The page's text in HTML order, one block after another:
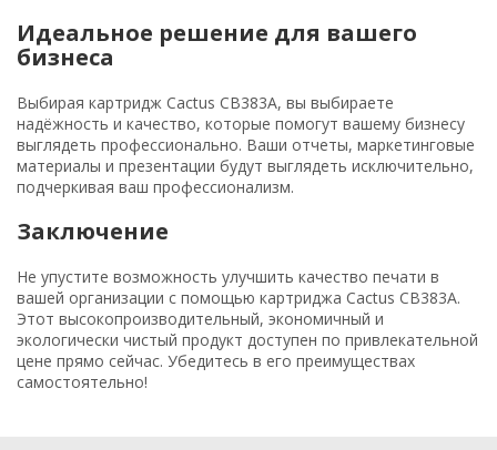
Идеальное решение для вашего
бизнеса
Выбирая картридж Cactus CB383A, вы выбираете
надёжность и качество, которые помогут вашему бизнесу
выглядеть профессионально. Ваши отчеты, маркетинговые
материалы и презентации будут выглядеть исключительно,
подчеркивая ваш профессионализм.
Заключение
Не упустите возможность улучшить качество печати в
вашей организации с помощью картриджа Cactus CB383A.
Этот высокопроизводительный, экономичный и
экологически чистый продукт доступен по привлекательной
цене прямо сейчас. Убедитесь в его преимуществах
самостоятельно!